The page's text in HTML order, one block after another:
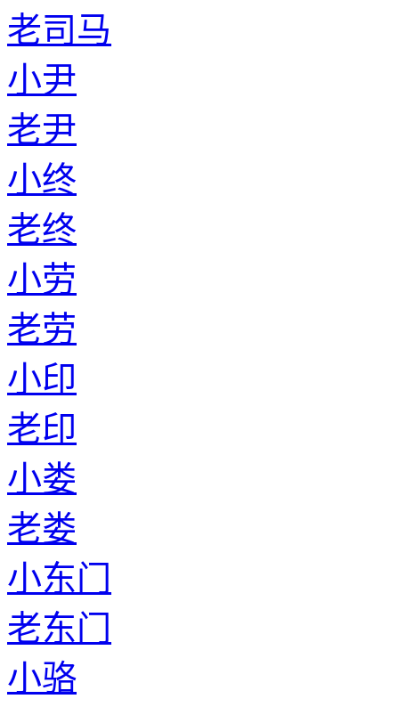
老司马
小尹
老尹
小终
老终
小劳
老劳
小印
老印
小娄
老娄
小东门
老东门
小骆